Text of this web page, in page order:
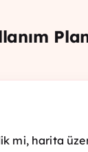
mi, harita